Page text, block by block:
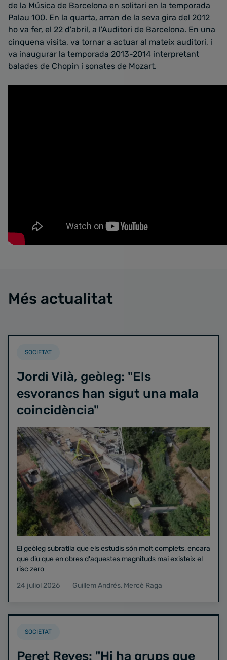
de la Música de Barcelona en solitari en la temporada
Palau 100. En la quarta, arran de la seva gira del 2012
ho va fer, el 22 d'abril, a l'Auditori de Barcelona. En una
cinquena visita, va tornar a actuar al mateix auditori, i
va inaugurar la temporada 2013-2014 interpretant
balades de Chopin i sonates de Mozart.
Més actualitat
SOCIETAT
Jordi Vilà, geòleg: "Els
esvorancs han sigut una mala
coincidència"
El geòleg subratlla que els estudis són molt complets, encara
que diu que en obres d'aquestes magnituds mai existeix el
risc zero
24 juliol 2026
Guillem Andrés, Mercè Raga
SOCIETAT
Peret Reyes: "Hi ha grups que